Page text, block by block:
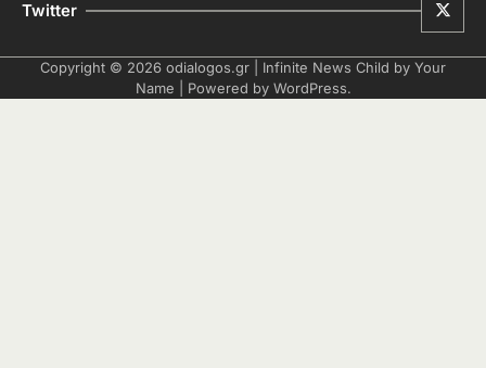
Twitter
Copyright © 2026 odialogos.gr | Infinite News Child by Your
Name | Powered by WordPress.